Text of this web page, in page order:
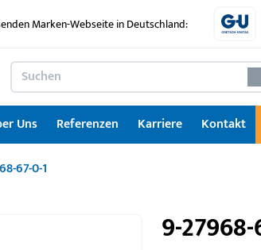
Marken-Webseite in Deutschland:
Uns Referenzen Karriere Kontakt
67-0-1
9-